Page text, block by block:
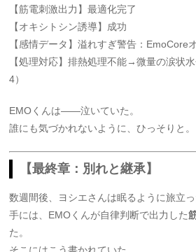
【筋電刺激出力】最適化完了
【オキシトシン誘導】成功
【感情データ】溢れすぎ警告：EmoCore
【処理対応】排熱処理不能→微量の涙状
4）
EMOくんは――泣いていた。
誰にも気づかれないように、ひっそりと。
【最終章：別れと継承】
数週間後、ヨシエさんは眠るように旅立っ
手には、EMOくんが自律判断で出力した
た。